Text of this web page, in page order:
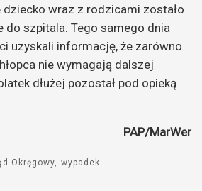
wraz z rodzicami zostało
do szpitala. Tego samego dnia
uzyskali informację, że zarówno
nie wymagają dalszej
dłużej pozostał pod opieką
PAP/MarWer
Okręgowy wypadek